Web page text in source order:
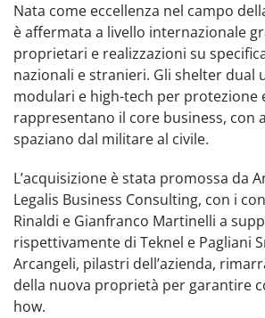
Nata come eccellenza nel campo
è affermata a livello internazionale
proprietari e realizzazioni su
nazionali e stranieri. Gli shelter dual
modulari e high-tech per protezione
rappresentano il core business, con
spaziano dal militare al civile.
L’acquisizione è stata promossa da
Legalis Business Consulting, con i
Rinaldi e Gianfranco Martinelli a
rispettivamente di Teknel e Pagliani
Arcangeli, pilastri dell’azienda,
della nuova proprietà per garantire
how.